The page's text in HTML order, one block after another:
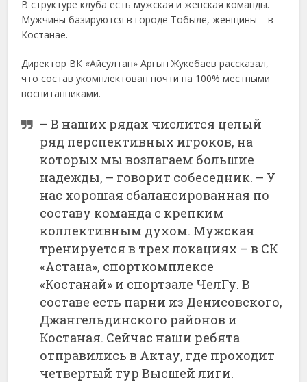
В структуре клуба есть мужская и женская команды.
Мужчины базируются в городе Тобыле, женщины – в
Костанае.
Директор ВК «Айсултан» Аргын Жукебаев рассказал,
что состав укомплектован почти на 100% местными
воспитанниками.
– В наших рядах числится целый
ряд перспективных игроков, на
которых мы возлагаем большие
надежды, – говорит собеседник. – У
нас хорошая сбалансированная по
составу команда с крепким
коллективным духом. Мужская
тренируется в трех локациях – в СК
«Астана», спорткомплексе
«Костанай» и спортзале ЧелГу. В
составе есть парни из Денисовского,
Джангельдинского районов и
Костаная. Сейчас наши ребята
отправились в Актау, где проходит
четвертый тур Высшей лиги.